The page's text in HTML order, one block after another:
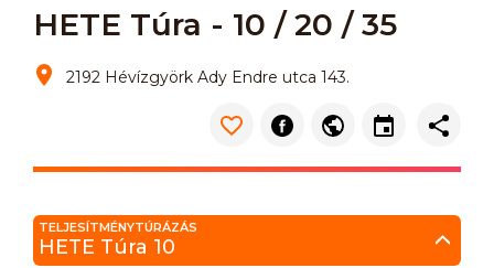
HETE Túra - 10 / 20 / 35
2192 Hévízgyörk Ady Endre utca 143.
TELJESÍTMÉNYTÚRÁZÁS
HETE Túra 10